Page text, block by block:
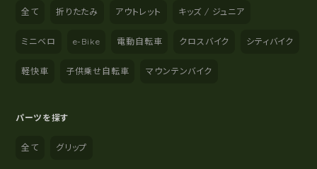
全て 折りたたみ アウトレット キッズ / ジュニア
ミニベロ e-Bike 電動自転車 クロスバイク シティバイク
軽快車 子供乗せ自転車 マウンテンバイク
パーツを探す
全て グリップ